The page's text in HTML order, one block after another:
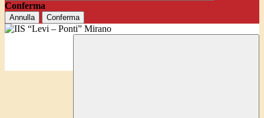
Conferma
Annulla Conferma